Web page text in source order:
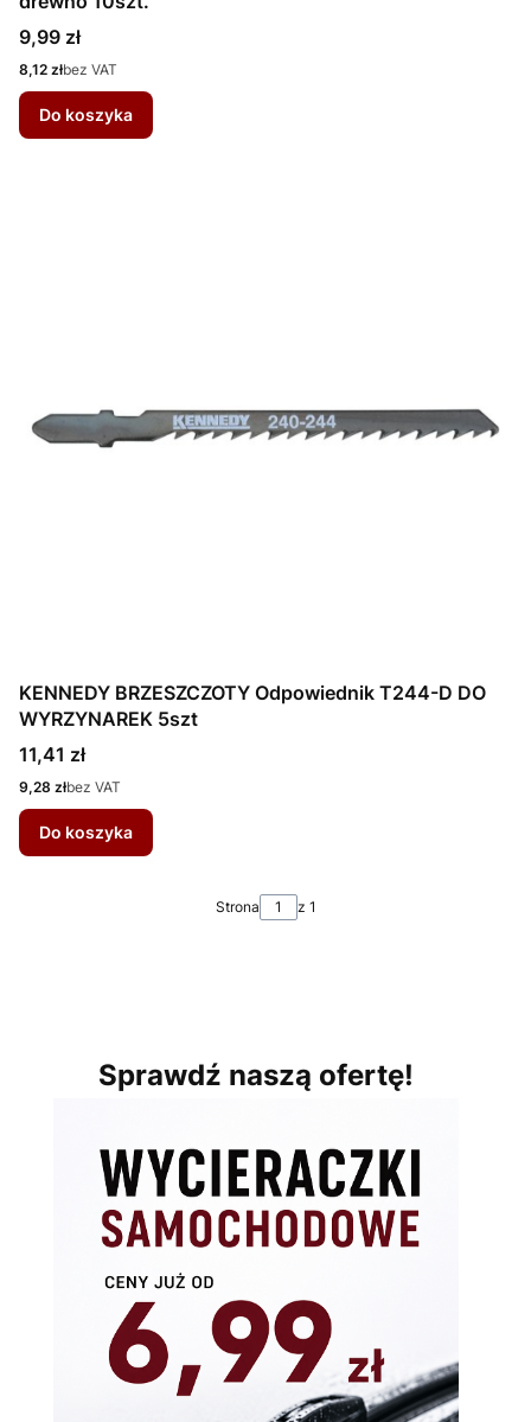
Cena
9,99 zł
Cena
8,12 złbez VAT
Do koszyka
KENNEDY BRZESZCZOTY Odpowiednik T244-D DO
WYRZYNAREK 5szt
Cena
11,41 zł
Cena
9,28 złbez VAT
Do koszyka
Strona z 1
Sprawdź naszą ofertę!